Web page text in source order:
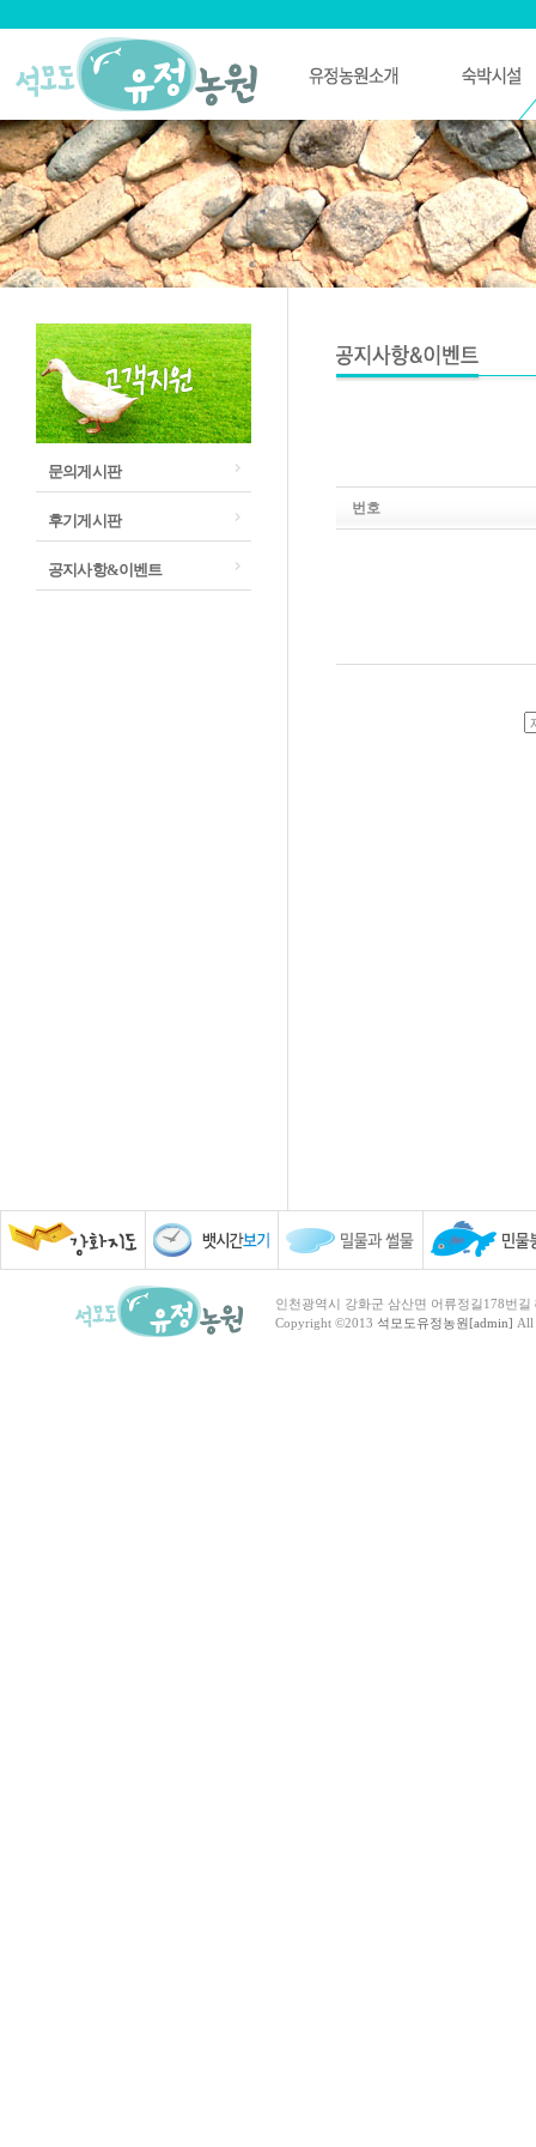
문의게시판
후기게시판
공지사항&이벤트
번호
인천광역시 강화군 삼산면 어류정길178번
Copyright ©2013 석모도유정농원[admin] All